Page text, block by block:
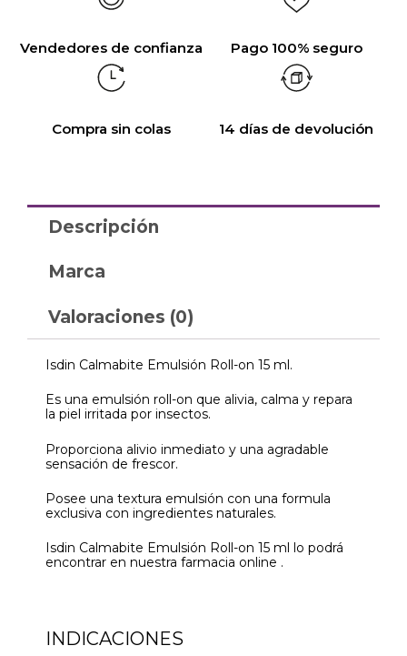
Vendedores de confianza Pago 100% seguro
Compra sin colas 14 días de devolución
Descripción
Marca
Valoraciones (0)
Isdin Calmabite Emulsión Roll-on 15 ml.
Es una emulsión roll-on que alivia, calma y repara
la piel irritada por insectos.
Proporciona alivio inmediato y una agradable
sensación de frescor.
Posee una textura emulsión con una formula
exclusiva con ingredientes naturales.
Isdin Calmabite Emulsión Roll-on 15 ml lo podrá
encontrar en nuestra farmacia online .
INDICACIONES